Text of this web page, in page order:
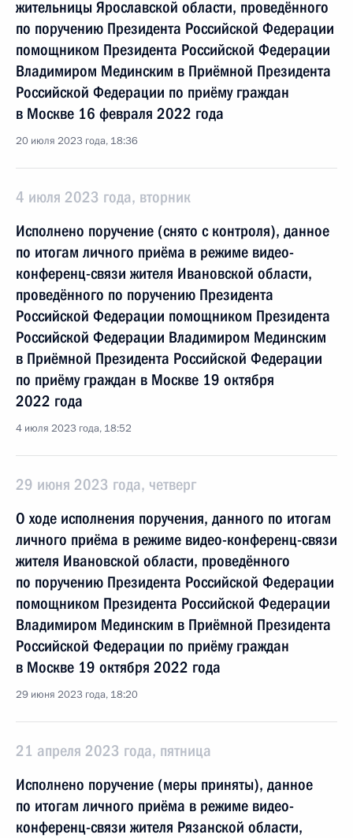
жительницы Ярославской области, проведённого
по поручению Президента Российской Федерации
помощником Президента Российской Федерации
Владимиром Мединским в Приёмной Президента
Российской Федерации по приёму граждан
в Москве 16 февраля 2022 года
20 июля 2023 года, 18:36
4 июля 2023 года, вторник
Исполнено поручение (снято с контроля), данное
по итогам личного приёма в режиме видео-
конференц-связи жителя Ивановской области,
проведённого по поручению Президента
Российской Федерации помощником Президента
Российской Федерации Владимиром Мединским
в Приёмной Президента Российской Федерации
по приёму граждан в Москве 19 октября
2022 года
4 июля 2023 года, 18:52
29 июня 2023 года, четверг
О ходе исполнения поручения, данного по итогам
личного приёма в режиме видео-конференц-связи
жителя Ивановской области, проведённого
по поручению Президента Российской Федерации
помощником Президента Российской Федерации
Владимиром Мединским в Приёмной Президента
Российской Федерации по приёму граждан
в Москве 19 октября 2022 года
29 июня 2023 года, 18:20
21 апреля 2023 года, пятница
Исполнено поручение (меры приняты), данное
по итогам личного приёма в режиме видео-
конференц-связи жителя Рязанской области,